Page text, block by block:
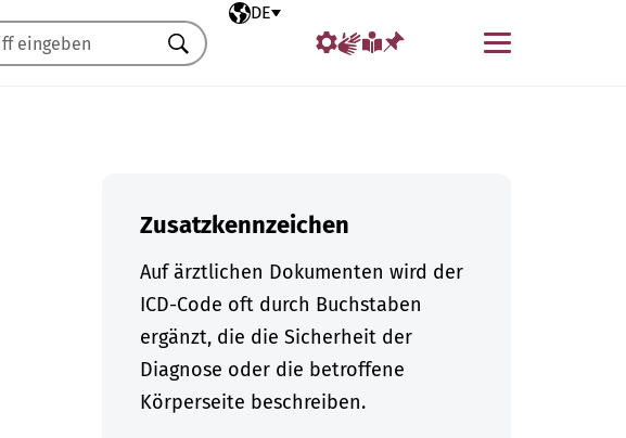
Ausgewählte Sprache
DE
Menü
Suchen
Zusatzkennzeichen
Auf ärztlichen Dokumenten wird der
ICD-Code oft durch Buchstaben
ergänzt, die die Sicherheit der
Diagnose oder die betroffene
Körperseite beschreiben.